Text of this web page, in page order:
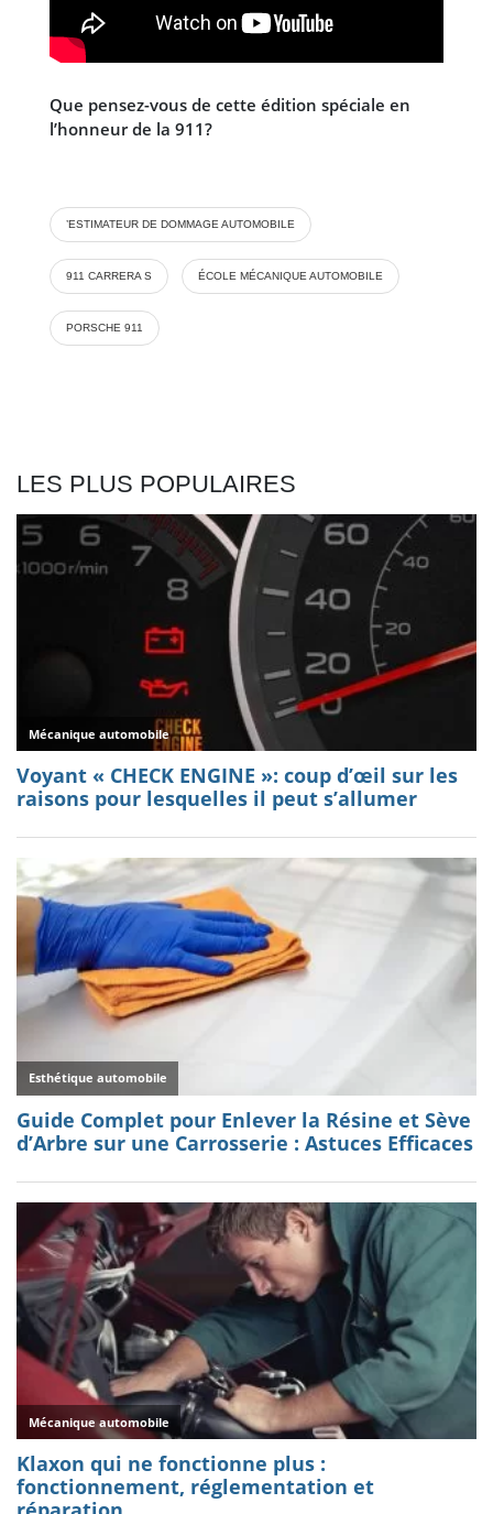
Que pensez-vous de cette édition spéciale en
l’honneur de la 911?
’ESTIMATEUR DE DOMMAGE AUTOMOBILE
911 CARRERA S ÉCOLE MÉCANIQUE AUTOMOBILE
PORSCHE 911
LES PLUS POPULAIRES